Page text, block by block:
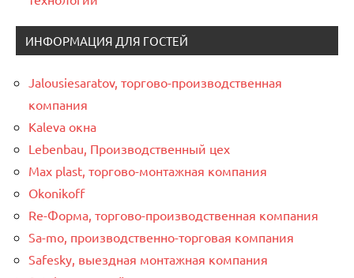
ИНФОРМАЦИЯ ДЛЯ ГОСТЕЙ
Jalousiesaratov, торгово-производственная
компания
Kaleva окна
Lebenbau, Производственный цех
Max plast, торгово-монтажная компания
Okonikoff
Re-Форма, торгово-производственная компания
Sa-mo, производственно-торговая компания
Safesky, выездная монтажная компания